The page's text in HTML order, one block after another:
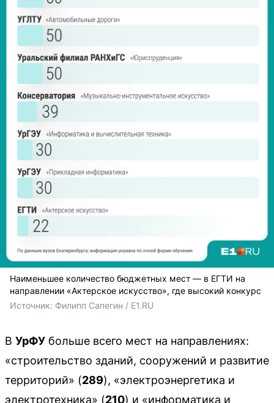
Наименьшее количество бюджетных мест — в ЕГТИ на
направлении «Актерское искусство», где высокий конкурс
Источник: Филипп Сапегин / E1.RU
В УрФУ больше всего мест на направлениях:
«строительство зданий, сооружений и развитие
территорий» (289), «электроэнергетика и
электротехника» (210) и «информатика и